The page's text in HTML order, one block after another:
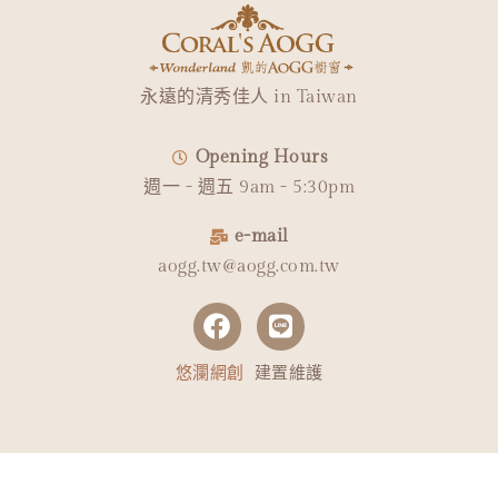
永遠的清秀佳人 in Taiwan
Opening Hours
週一 - 週五 9am - 5:30pm
e-mail
aogg.tw@aogg.com.tw
悠瀾網創 建置維護